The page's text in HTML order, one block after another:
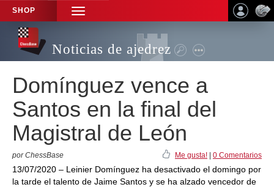
SHOP
TOGGLE
NAVIGATION
Noticias de ajedrez
Domínguez vence a
Santos en la final del
Magistral de León
por ChessBase Me gusta! 0 Comentarios
13/07/2020 – Leinier Domínguez ha desactivado el domingo por
la tarde el talento de Jaime Santos y se ha alzado vencedor de